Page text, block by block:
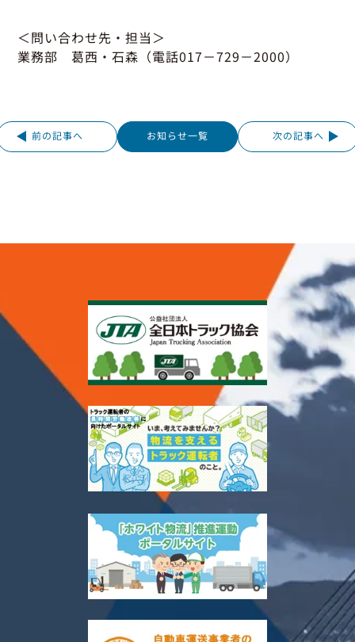
＜問い合わせ先・担当＞
業務部 葛西・石森（電話017－729－2000）
前の記事へ お知らせ一覧 次の記事へ